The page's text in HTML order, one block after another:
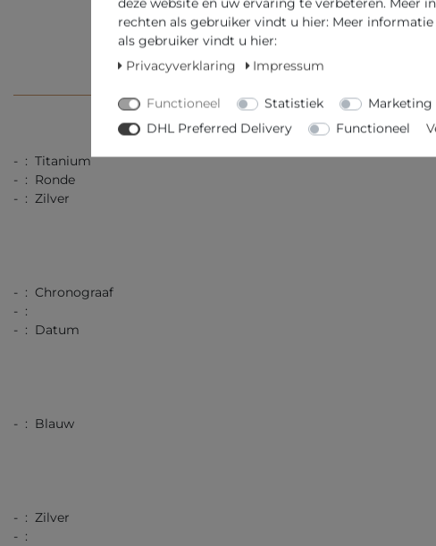
- : Titanium
- : Ronde
- : Zilver
- : Chronograaf
- :
- : Datum
- : Blauw
- : Zilver
- :
rechten als gebruiker vindt u hier: Meer
als gebruiker vindt u hier:
Privacyverklaring
Impressum
Functioneel Statistiek Marketing
DHL Preferred Delivery
Functioneel